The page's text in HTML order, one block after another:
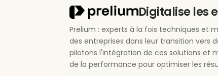
Digitalise les
Prelium : experts à la fois techniques et
des entreprises dans leur transition vers
pilotons l'intégration de ces solutions et
de la performance pour optimiser les